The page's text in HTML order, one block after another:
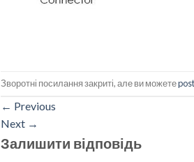
Зворотні посилання закриті, але ви можете
← Previous
Next →
Залишити відповідь